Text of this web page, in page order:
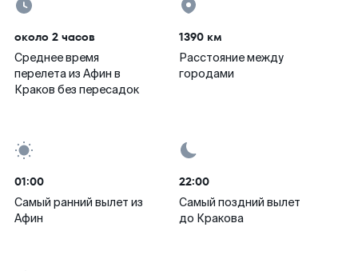
около 2 часов
Среднее время
перелета из Афин в
Краков без пересадок
1390 км
Расстояние между
городами
01:00
Самый ранний вылет из
Афин
22:00
Самый поздний вылет
до Кракова